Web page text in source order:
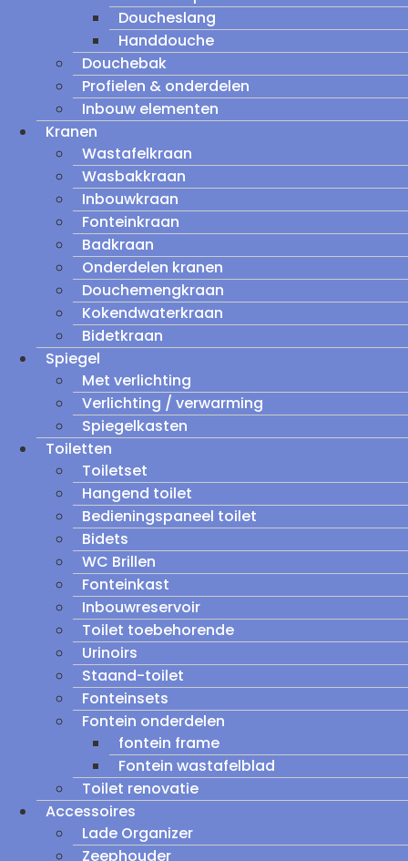
Doucheslang
Handdouche
Douchebak
Profielen & onderdelen
Inbouw elementen
Kranen
Wastafelkraan
Wasbakkraan
Inbouwkraan
Fonteinkraan
Badkraan
Onderdelen kranen
Douchemengkraan
Kokendwaterkraan
Bidetkraan
Spiegel
Met verlichting
Verlichting / verwarming
Spiegelkasten
Toiletten
Toiletset
Hangend toilet
Bedieningspaneel toilet
Bidets
WC Brillen
Fonteinkast
Inbouwreservoir
Toilet toebehorende
Urinoirs
Staand-toilet
Fonteinsets
Fontein onderdelen
fontein frame
Fontein wastafelblad
Toilet renovatie
Accessoires
Lade Organizer
Zeephouder